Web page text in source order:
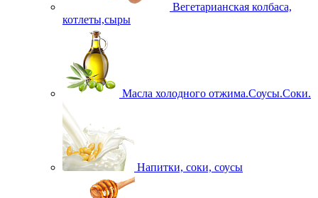
Вегетарианская колбаса,
котлеты,сыры
Масла холодного отжима.Соусы.Соки.
Напитки, соки, соусы